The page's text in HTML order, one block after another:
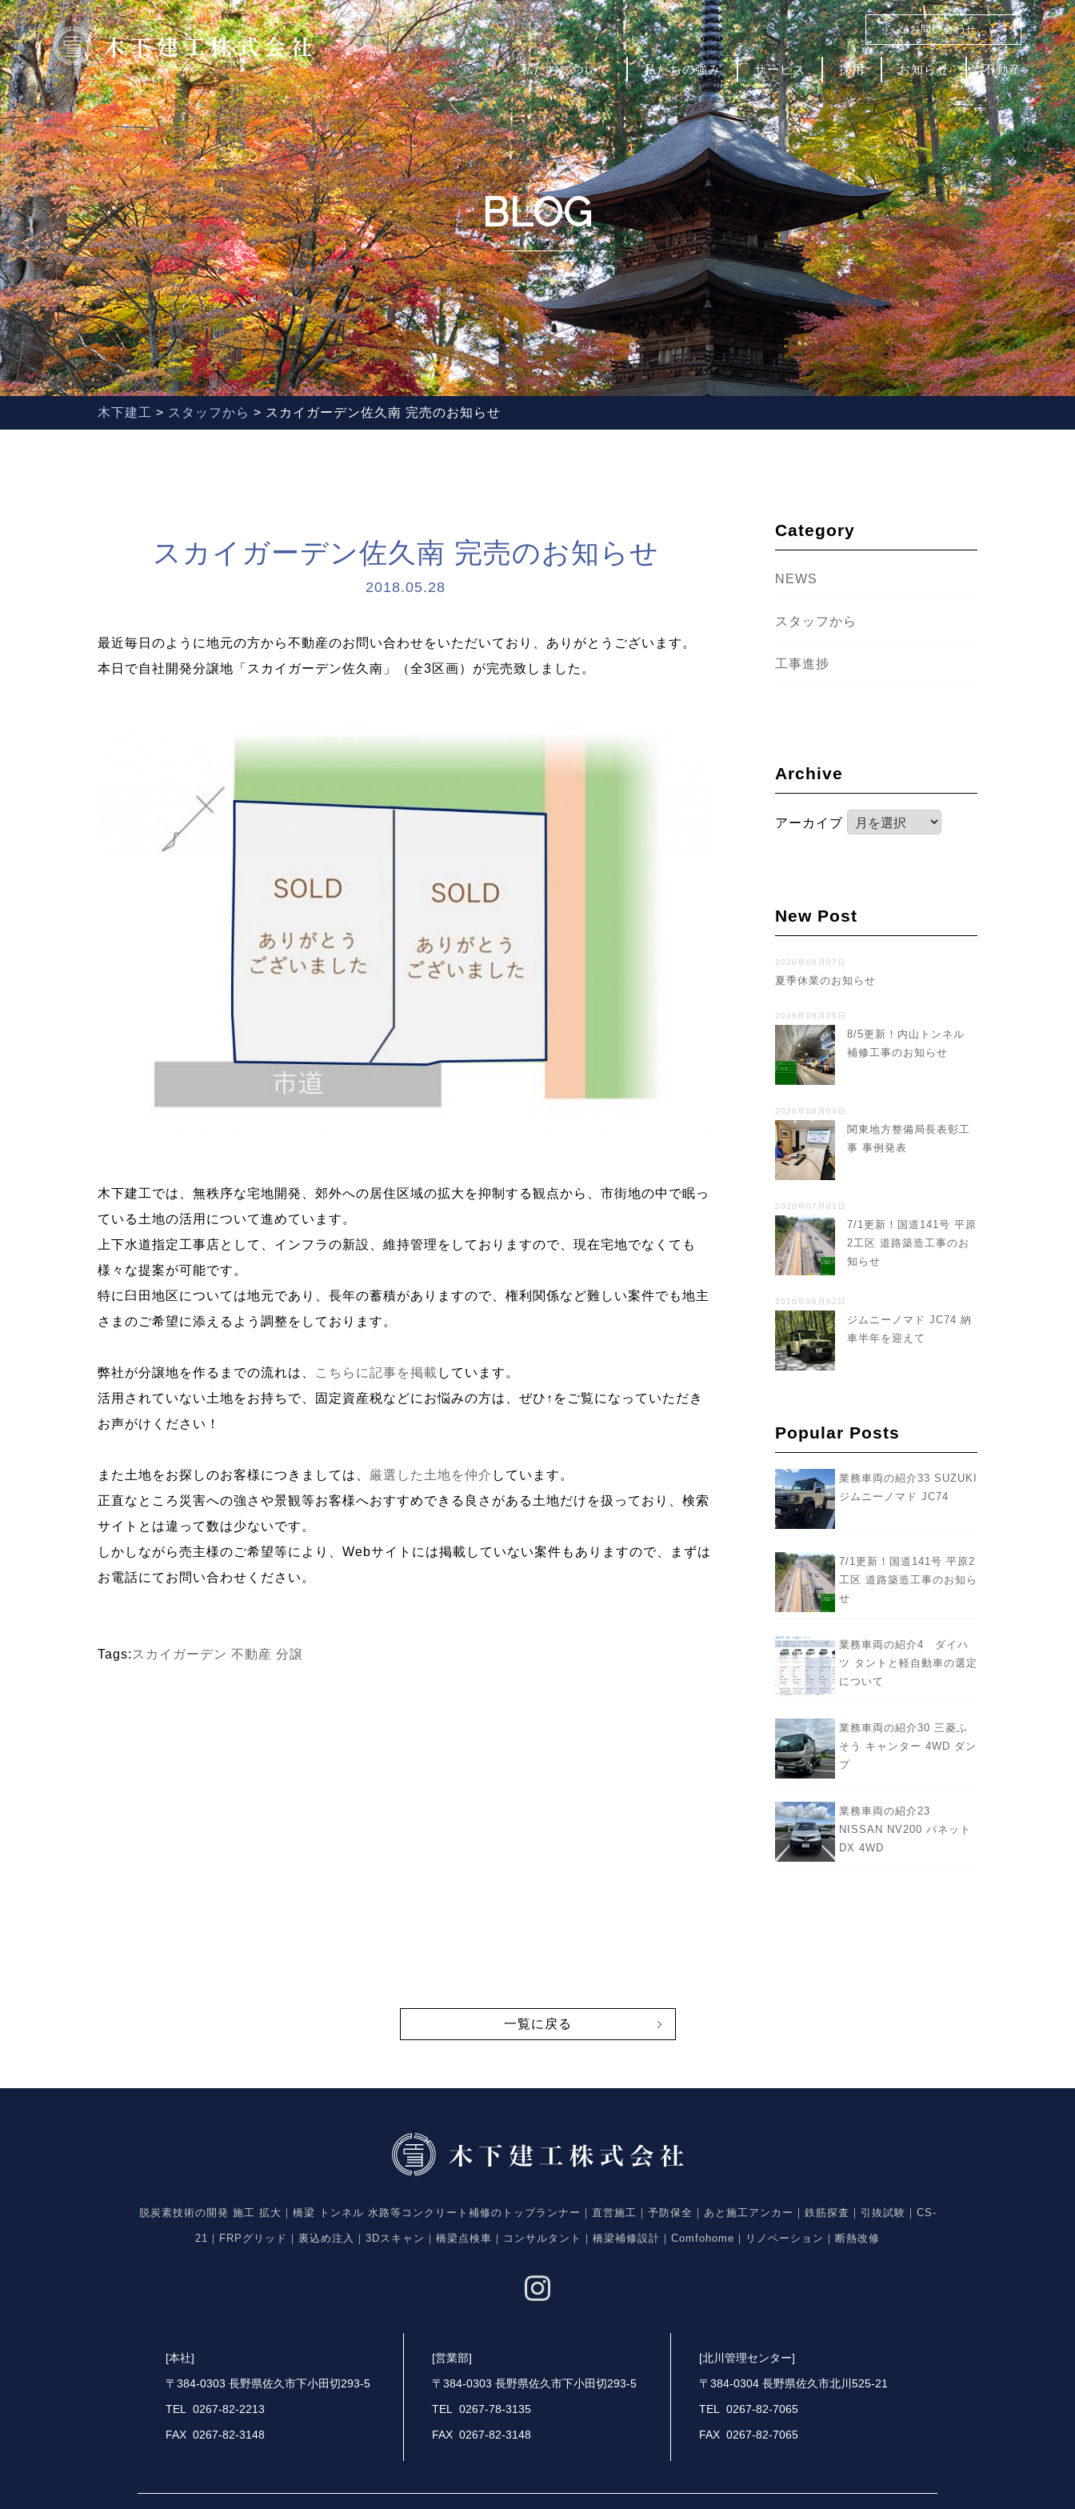
お問い合わせ
私たちについて 私たちの強み サービス 採用 お知らせ 不動産
BLOG
木下建工 > スタッフから > スカイガーデン佐久南 完売のお知らせ
スカイガーデン佐久南 完売のお知らせ
2018.05.28
最近毎日のように地元の方から不動産のお問い合わせをいただいており、ありがとうございます。
本日で自社開発分譲地「スカイガーデン佐久南」（全3区画）が完売致しました。
木下建工では、無秩序な宅地開発、郊外への居住区域の拡大を抑制する観点から、市街地の中で眠っ
ている土地の活用について進めています。
上下水道指定工事店として、インフラの新設、維持管理をしておりますので、現在宅地でなくても
様々な提案が可能です。
特に臼田地区については地元であり、長年の蓄積がありますので、権利関係など難しい案件でも地主
さまのご希望に添えるよう調整をしております。
弊社が分譲地を作るまでの流れは、 こちらに記事を掲載 しています。
活用されていない土地をお持ちで、固定資産税などにお悩みの方は、ぜひ↑をご覧になっていただき
お声がけください！
また土地をお探しのお客様につきましては、 厳選した土地を仲介 しています。
正直なところ災害への強さや景観等お客様へおすすめできる良さがある土地だけを扱っており、検索
サイトとは違って数は少ないです。
しかしながら売主様のご希望等により、Webサイトには掲載していない案件もありますので、まずは
お電話にてお問い合わせください。
Tags: スカイガーデン 不動産 分譲
Category
NEWS
スタッフから
工事進捗
Archive
アーカイブ
New Post
2026年08月07日
夏季休業のお知らせ
2026年08月05日
8/5更新！内山トンネル
補修工事のお知らせ
2026年08月04日
関東地方整備局長表彰工
事 事例発表
2026年07月01日
7/1更新！国道141号 平原
2工区 道路築造工事のお
知らせ
2026年06月02日
ジムニーノマド JC74 納
車半年を迎えて
Popular Posts
業務車両の紹介33 SUZUKI
ジムニーノマド JC74
7/1更新！国道141号 平原2
工区 道路築造工事のお知ら
せ
業務車両の紹介4 ダイハ
ツ タントと軽自動車の選定
について
業務車両の紹介30 三菱ふ
そう キャンター 4WD ダン
プ
業務車両の紹介23
NISSAN NV200 バネット
DX 4WD
一覧に戻る
脱炭素技術の開発 施工 拡大｜橋梁 トンネル 水路等コンクリート補修のトップランナー｜直営施工｜予防保全｜あと施工アンカー｜鉄筋探査｜引抜試験｜CS-
21｜FRPグリッド｜裏込め注入｜3Dスキャン｜橋梁点検車｜コンサルタント｜橋梁補修設計｜Comfohome｜リノベーション｜断熱改修
[本社]
〒384-0303 長野県佐久市下小田切293-5
TEL 0267-82-2213
FAX 0267-82-3148
[営業部]
〒384-0303 長野県佐久市下小田切293-5
TEL 0267-78-3135
FAX 0267-82-3148
[北川管理センター]
〒384-0304 長野県佐久市北川525-21
TEL 0267-82-7065
FAX 0267-82-7065